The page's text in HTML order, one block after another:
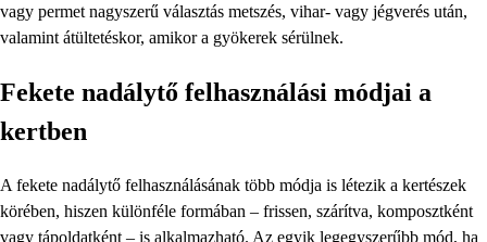
vagy permet nagyszerű választás metszés, vihar- vagy jégverés után,
valamint átültetéskor, amikor a gyökerek sérülnek.
Fekete nadálytő felhasználási módjai a
kertben
A fekete nadálytő felhasználásának több módja is létezik a kertészek
körében, hiszen különféle formában – frissen, szárítva, komposztként
vagy tápoldatként – is alkalmazható. Az egyik legegyszerűbb mód, ha